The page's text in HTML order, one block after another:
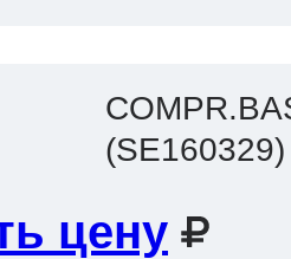
(SE160329)
цену